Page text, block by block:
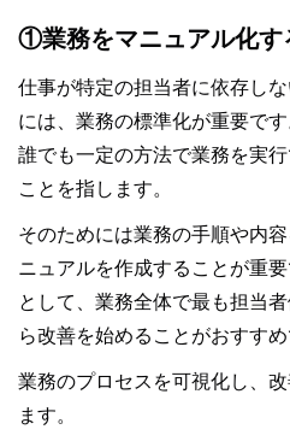
​①業務をマニュアル化す
仕事が特定の担当者に依存し
には、業務の標準化が重要です
誰でも一定の方法で業務を実
ことを指します。
そのためには業務の手順や内
ニュアルを作成することが重
として、業務全体で最も担当
ら改善を始めることがおすすめ
業務のプロセスを可視化し、
ます。